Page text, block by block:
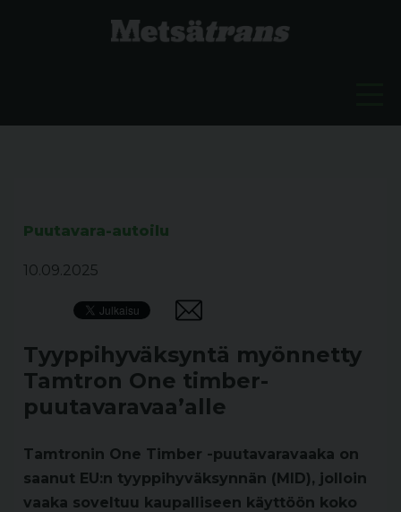
Puutavara-autoilu
10.09.2025
Tyyppihyväksyntä myönnetty
Tamtron One timber-
puutavaravaa’alle
Tamtronin One Timber -puutavaravaaka on
saanut EU:n tyyppihyväksynnän (MID), jolloin
vaaka soveltuu kaupalliseen käyttöön koko